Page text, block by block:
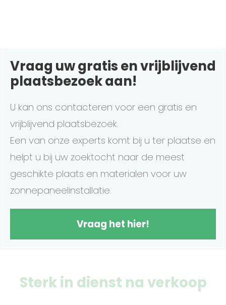
Vraag uw gratis en vrijblijvend
plaatsbezoek aan!
U kan ons contacteren voor een gratis en
vrijblijvend plaatsbezoek.
Een van onze experts komt bij u ter plaatse en
helpt u bij uw zoektocht naar de meest
geschikte plaats en materialen voor uw
zonnepaneelinstallatie.
Vraag het hier!
Sterk in dienst na verkoop